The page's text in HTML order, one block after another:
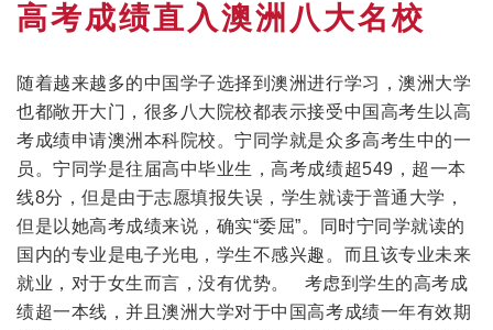
高考成绩直入澳洲八大名校
随着越来越多的中国学子选择到澳洲进行学习，澳洲大学
也都敞开大门，很多八大院校都表示接受中国高考生以高
考成绩申请澳洲本科院校。宁同学就是众多高考生中的一
员。宁同学是往届高中毕业生，高考成绩超549，超一本
线8分，但是由于志愿填报失误，学生就读于普通大学，
但是以她高考成绩来说，确实“委屈”。同时宁同学就读的
国内的专业是电子光电，学生不感兴趣。而且该专业未来
就业，对于女生而言，没有优势。 考虑到学生的高考成
绩超一本线，并且澳洲大学对于中国高考成绩一年有效期